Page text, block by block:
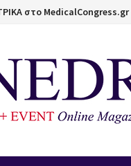
στο MedicalCongress.gr